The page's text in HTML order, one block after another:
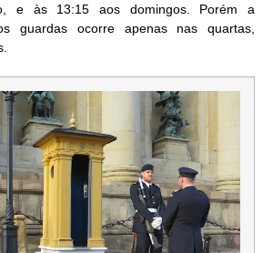
e às 13:15 aos domingos. Porém a
guardas ocorre apenas nas quartas,